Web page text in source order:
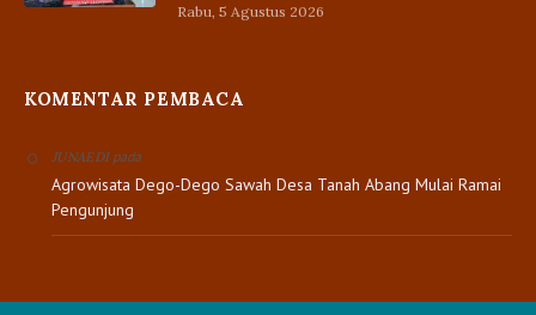
Rabu, 5 Agustus 2026
KOMENTAR PEMBACA
JUNAEDIpada
Agrowisata Dego-Dego Sawah Desa Tanah Abang Mulai Ramai
Pengunjung